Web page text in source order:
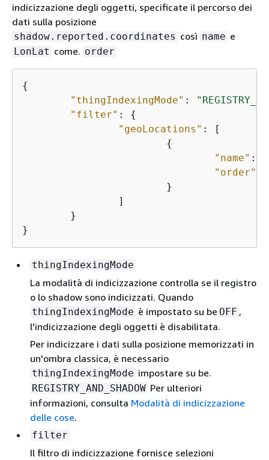
indicizzazione degli oggetti, specificate il percorso dei
dati sulla posizione
shadow.reported.coordinates così name e
LonLat come. order
{
"thingIndexingMode" :
"filter" : {
"geoLocations" : [
{
"name" :
"order"
}
thingIndexingMode
La modalità di indicizzazione controlla se il registro
o lo shadow sono indicizzati. Quando
thingIndexingMode è impostato su be OFF ,
l'indicizzazione degli oggetti è disabilitata.
Per indicizzare i dati sulla posizione memorizzati in
un'ombra classica, è necessario
thingIndexingMode impostare su be.
REGISTRY_AND_SHADOW Per ulteriori
informazioni, consulta Modalità di indicizzazione
delle cose.
filter
Il filtro di indicizzazione fornisce selezioni